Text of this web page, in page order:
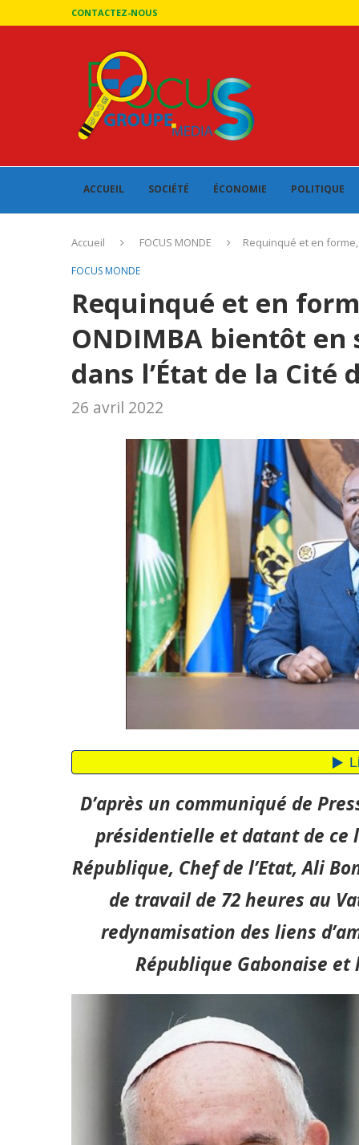
CONTACTEZ-NOUS
ACCUEIL SOCIÉTÉ ÉCONOMIE POLITIQUE
Accueil FOCUS MONDE Requinqué et en forme,
FOCUS MONDE
Requinqué et en
ONDIMBA bientôt en
dans l’État de la Cité
26 avril 2022
D’après un communiqué de
présidentielle et datant de ce
République, Chef de l’Etat, Ali
de travail de 72 heures au
redynamisation des liens
République Gabonaise et